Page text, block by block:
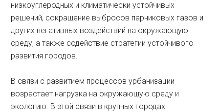
низкоуглеродных и климатически устойчивых
решений, сокращение выбросов парниковых газов и
других негативных воздействий на окружающую
среду, а также содействие стратегии устойчивого
развития городов.
В связи с развитием процессов урбанизации
возрастает нагрузка на окружающую среду и
экологию. В этой связи в крупных городах